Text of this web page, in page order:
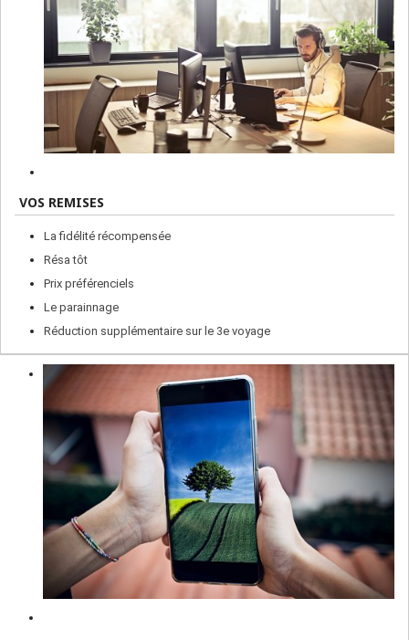
VOS REMISES
La fidélité récompensée
Résa tôt
Prix préférenciels
Le parainnage
Réduction supplémentaire sur le 3e voyage